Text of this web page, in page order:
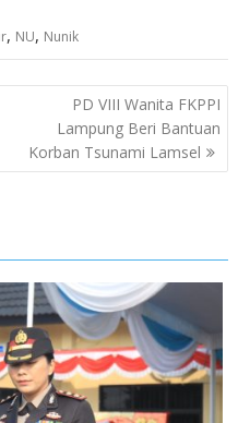
, NU, Nunik
PD VIII Wanita FKPPI
Lampung Beri Bantuan
Korban Tsunami Lamsel